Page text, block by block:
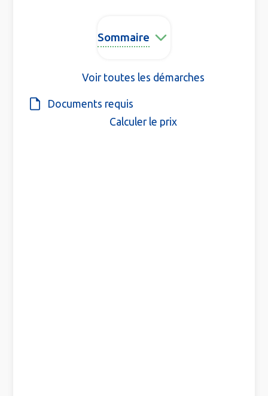
Sommaire
Voir toutes les démarches
Documents requis
Calculer le prix